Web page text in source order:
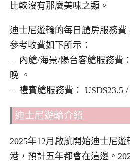
比較沒有那麼美味之類。
迪士尼遊輪的每日艙房服務費
參考收費如下所示：
– 內艙/海景/陽台客艙服務費
晚 。
– 禮賓艙服務費： USD$23.5 /
迪士尼遊輪介紹
2025年12月啟航開始迪士尼
港，預計五年都會在這邊。